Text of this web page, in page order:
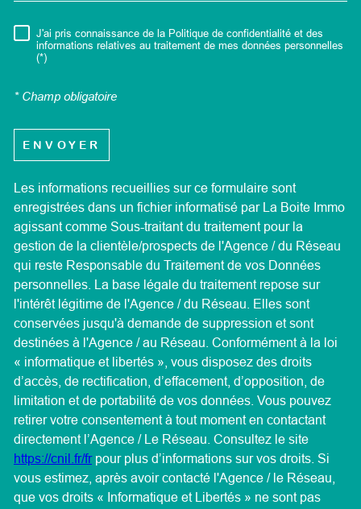
RÈGLEMENTATION
J'ai pris connaissance de la Politique de confidentialité et des
informations relatives au traitement de mes données personnelles
(*)
* Champ obligatoire
ENVOYER
Les informations recueillies sur ce formulaire sont
enregistrées dans un fichier informatisé par La Boite Immo
agissant comme Sous-traitant du traitement pour la
gestion de la clientèle/prospects de l'Agence / du Réseau
qui reste Responsable du Traitement de vos Données
personnelles. La base légale du traitement repose sur
l'intérêt légitime de l'Agence / du Réseau. Elles sont
conservées jusqu'à demande de suppression et sont
destinées à l'Agence / au Réseau. Conformément à la loi
« informatique et libertés », vous disposez des droits
d’accès, de rectification, d’effacement, d’opposition, de
limitation et de portabilité de vos données. Vous pouvez
retirer votre consentement à tout moment en contactant
directement l’Agence / Le Réseau. Consultez le site
https://cnil.fr/frpour plus d’informations sur vos droits. Si
vous estimez, après avoir contacté l'Agence / le Réseau,
que vos droits « Informatique et Libertés » ne sont pas